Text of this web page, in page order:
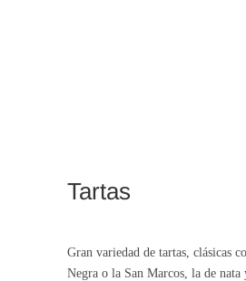
Tartas
Gran variedad de tartas, clásicas
Negra o la San Marcos, la de nata